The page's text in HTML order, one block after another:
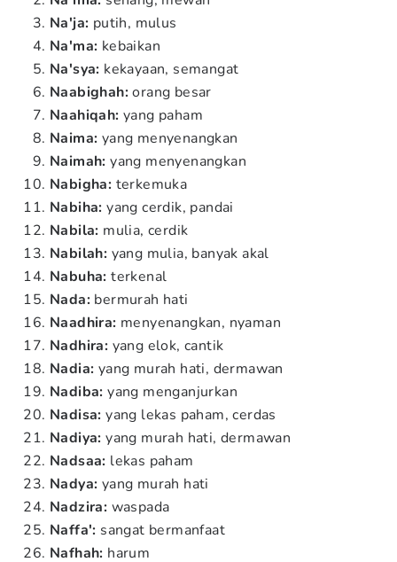
Na'ja: putih, mulus
Na'ma: kebaikan
Na'sya: kekayaan, semangat
Naabighah:orang besar
Naahiqah: yang paham
Naima: yang menyenangkan
Naimah:yang menyenangkan
Nabigha: terkemuka
Nabiha: yang cerdik, pandai
Nabila: mulia, cerdik
Nabilah: yang mulia, banyak akal
Nabuha: terkenal
Nada: bermurah hati
Naadhira: menyenangkan, nyaman
Nadhira: yang elok, cantik
Nadia: yang murah hati, dermawan
Nadiba:yang menganjurkan
Nadisa:yang lekas paham, cerdas
Nadiya: yang murah hati, dermawan
Nadsaa: lekas paham
Nadya: yang murah hati
Nadzira: waspada
Naffa': sangat bermanfaat
Nafhah: harum